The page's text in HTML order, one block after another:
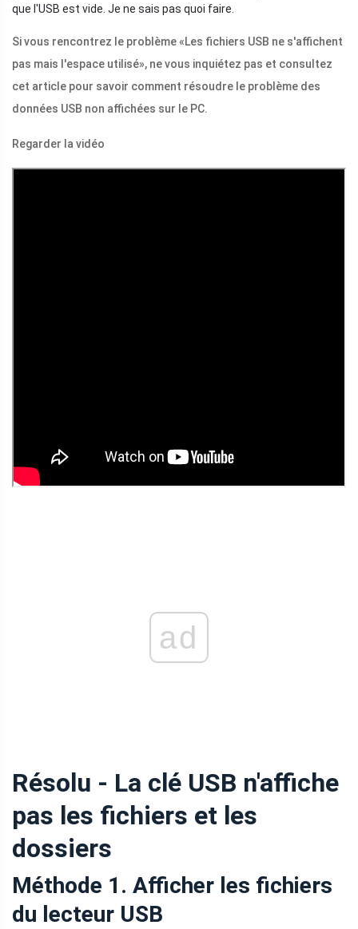
que l'USB est vide. Je ne sais pas quoi faire.
Si vous rencontrez le problème «Les fichiers USB ne s'affichent
pas mais l'espace utilisé», ne vous inquiétez pas et consultez
cet article pour savoir comment résoudre le problème des
données USB non affichées sur le PC.
Regarder la vidéo
ad
Résolu - La clé USB n'affiche
pas les fichiers et les
dossiers
Méthode 1. Afficher les fichiers
du lecteur USB